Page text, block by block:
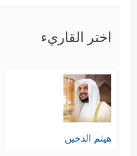
اختر القاريء
هيثم الدخين